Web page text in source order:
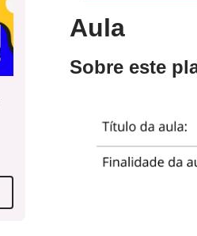
Aula
Sobre este